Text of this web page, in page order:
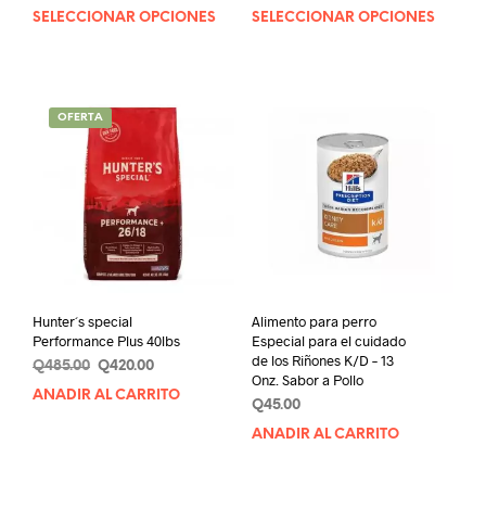
de
Q1,000.00
SELECCIONAR OPCIONES
Este
producto
de
SELECCIONAR OPCIONES
OFERTA
Hunter´s special
Performance Plus 40lbs
Q485.00 Original
price
Q420.00Current
price
AÑADIR AL CARRITO
Alimento para perro
Especial para el cuidado
de los Riñones K/D – 13
Onz. Sabor a Pollo
Q45.00
AÑADIR AL CARRITO